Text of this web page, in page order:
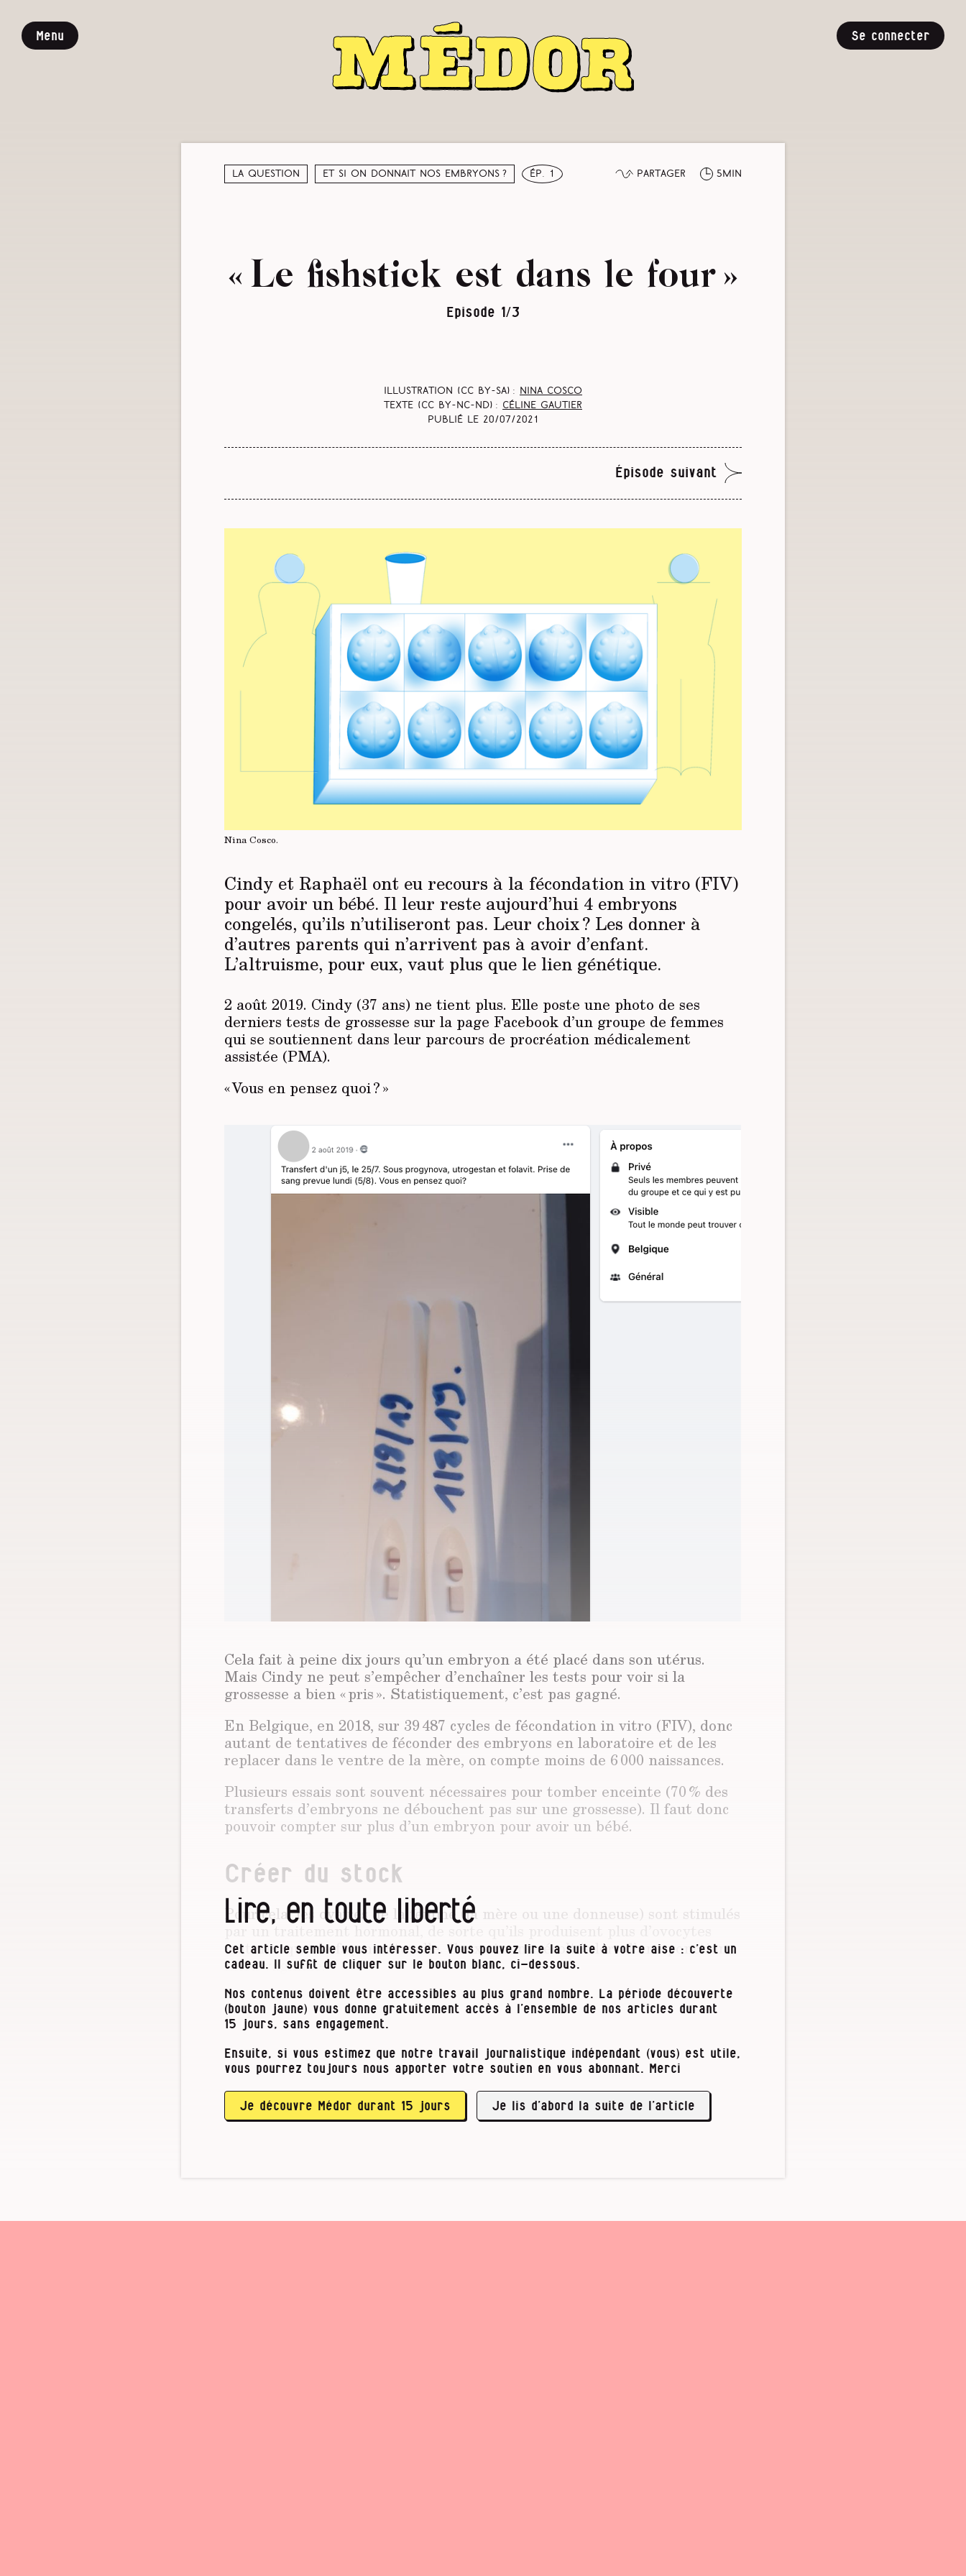
Menu Se connecter
La question Et si on donnait nos embryons ? ép. 1 Partager 5min
« Le fishstick est dans le four »
Episode 1/3
Illustration (CC BY-SA) :
Nina Cosco
Texte (CC BY-NC-ND) : Céline Gautier
Publié le 20/07/2021
Épisode suivant
Nina Cosco.
Cindy et Raphaël ont eu recours à la fécondation in vitro (FIV)
pour avoir un bébé. Il leur reste aujourd’hui 4 embryons
congelés, qu’ils n’utiliseront pas. Leur choix ? Les donner à
d’autres parents qui n’arrivent pas à avoir d’enfant.
L’altruisme, pour eux, vaut plus que le lien génétique.
2 août 2019. Cindy (37 ans) ne tient plus. Elle poste une photo de ses
derniers tests de grossesse sur la page Facebook d’un groupe de femmes
qui se soutiennent dans leur parcours de procréation médicalement
assistée (PMA).
« Vous en pensez quoi ? »
Cela fait à peine dix jours qu’un embryon a été placé dans son utérus.
Mais Cindy ne peut s’empêcher d’enchaîner les tests pour voir si la
grossesse a bien « pris ». Statistiquement, c’est pas gagné.
En Belgique, en 2018, sur 39 487 cycles de fécondation in vitro (FIV), donc
autant de tentatives de féconder des embryons en laboratoire et de les
replacer dans le ventre de la mère, on compte moins de 6 000 naissances.
Plusieurs essais sont souvent nécessaires pour tomber enceinte (70 % des
transferts d’embryons ne débouchent pas sur une grossesse). Il faut donc
pouvoir compter sur plus d’un embryon pour avoir un bébé.
Créer du stock
Pour cela, les ovaires de la femme (la mère ou une donneuse) sont stimulés
par un traitement hormonal, de sorte qu’ils produisent plus d’ovocytes
matures que de façon naturelle. Ceux-ci sont récoltés lors d’une ponction
intra-vaginale.
Ensuite, les biologistes fécondent en laboratoire tous les ovocytes
disponibles avec le sperme (du conjoint ou d’un donneur).
C’est une étape cruciale du parcours. Si aucun embryon ne se développe
(ce qui arrive une fois sur cinq), il faut recommencer le processus et
prélever de nouveaux ovocytes.
À l’inverse, quand la culture embryonnaire a bien fonctionné, …
Lire, en toute liberté
Cet article semble vous intéresser. Vous pouvez lire la suite à votre aise : c’est un
cadeau. Il suffit de cliquer sur le bouton blanc, ci-dessous.
Nos contenus doivent être accessibles au plus grand nombre. La période découverte
(bouton jaune) vous donne gratuitement accès à l’ensemble de nos articles durant
15 jours, sans engagement.
Ensuite, si vous estimez que notre travail journalistique indépendant (vous) est utile,
vous pourrez toujours nous apporter votre soutien en vous abonnant. Merci
Je découvre Médor durant 15 jours Je lis d’abord la suite de l’article